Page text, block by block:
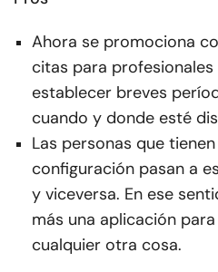
Ahora se promociona
citas para
establecer breves
cuando y donde esté
Las personas que
configuración pasan a
y viceversa. En ese
más una aplicación
cualquier otra cosa.